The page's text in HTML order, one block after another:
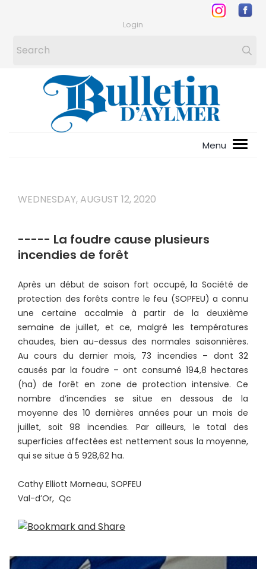
Login
WEDNESDAY, AUGUST 12, 2020
----- La foudre cause plusieurs
incendies de forêt
Après un début de saison fort occupé, la Société de
protection des forêts contre le feu (SOPFEU) a connu
une certaine accalmie à partir de la deuxième
semaine de juillet, et ce, malgré les températures
chaudes, bien au-dessus des normales saisonnières.
Au cours du dernier mois, 73 incendies – dont 32
causés par la foudre – ont consumé 194,8 hectares
(ha) de forêt en zone de protection intensive. Ce
nombre d’incendies se situe en dessous de la
moyenne des 10 dernières années pour un mois de
juillet, soit 98 incendies. Par ailleurs, le total des
superficies affectées est nettement sous la moyenne,
qui se situe à 5 928,62 ha.
Cathy Elliott Morneau, SOPFEU
Val-d’Or, Qc